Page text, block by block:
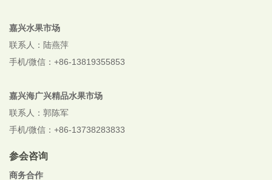
嘉兴水果市场
联系人：陆燕萍
手机/微信：+86-13819355853
嘉兴海广兴精品水果市场
联系人：郭陈军
手机/微信：+86-13738283833
参会咨询
商务合作